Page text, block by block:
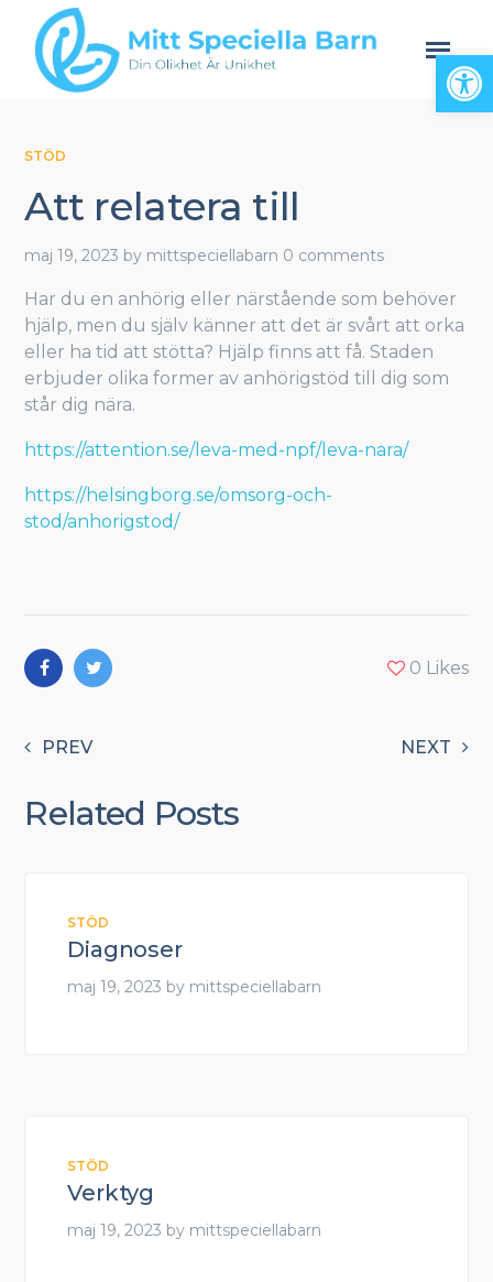
STÖD
Att relatera till
maj 19, 2023 by mittspeciellabarn 0 comments
Har du en anhörig eller närstående som behöver
hjälp, men du själv känner att det är svårt att orka
eller ha tid att stötta? Hjälp finns att få. Staden
erbjuder olika former av anhörigstöd till dig som
står dig nära.
https://attention.se/leva-med-npf/leva-nara/
https://helsingborg.se/omsorg-och-
stod/anhorigstod/
0 Likes
PREV NEXT
Related Posts
STÖD
Diagnoser
maj 19, 2023 by mittspeciellabarn
STÖD
Verktyg
maj 19, 2023 by mittspeciellabarn